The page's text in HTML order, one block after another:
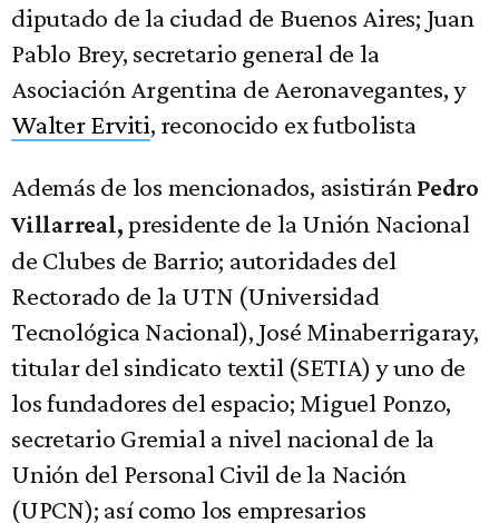
diputado de la ciudad de Buenos Aires; Juan
Pablo Brey, secretario general de la
Asociación Argentina de Aeronavegantes, y
Walter Erviti, reconocido ex futbolista
Además de los mencionados, asistirán Pedro
Villarreal, presidente de la Unión Nacional
de Clubes de Barrio; autoridades del
Rectorado de la UTN (Universidad
Tecnológica Nacional), José Minaberrigaray,
titular del sindicato textil (SETIA) y uno de
los fundadores del espacio; Miguel Ponzo,
secretario Gremial a nivel nacional de la
Unión del Personal Civil de la Nación
(UPCN); así como los empresarios